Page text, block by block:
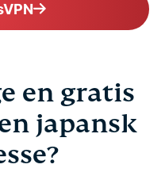
en gratis
japansk